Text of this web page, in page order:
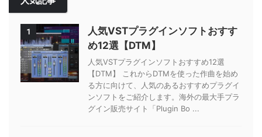
1
人気VSTプラグインソフトおすす
め12選【DTM】
人気VSTプラグインソフトおすすめ12選
【DTM】 これからDTMを使った作曲を始め
る方に向けて、人気のあるおすすめプラグイ
ンソフトをご紹介します。海外の最大手プラ
グイン販売サイト「Plugin Bo ...